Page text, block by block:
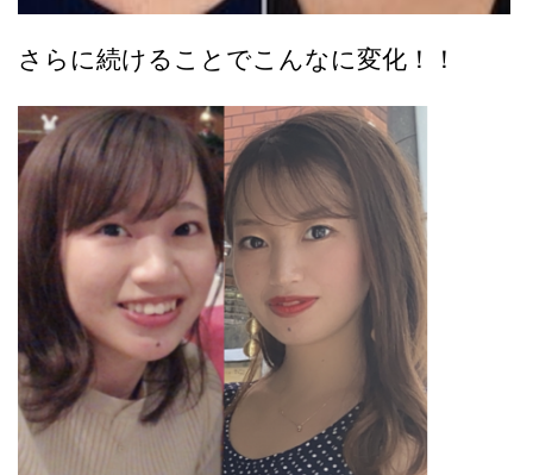
さらに続けることでこんなに変化！！